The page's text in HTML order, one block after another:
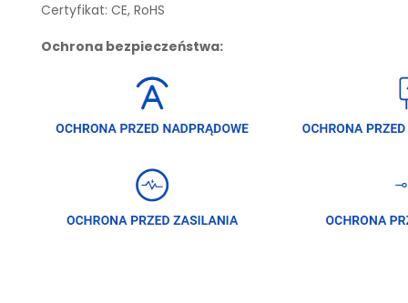
Certyfikat: CE, RoHS
Ochrona bezpieczeństwa: